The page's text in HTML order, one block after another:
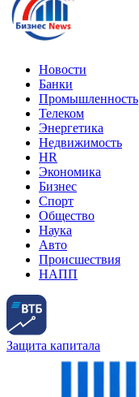
Новости
Банки
Промышленность
Телеком
Энергетика
Недвижимость
HR
Экономика
Бизнес
Спорт
Общество
Наука
Авто
Происшествия
НАПП
Защита капитала